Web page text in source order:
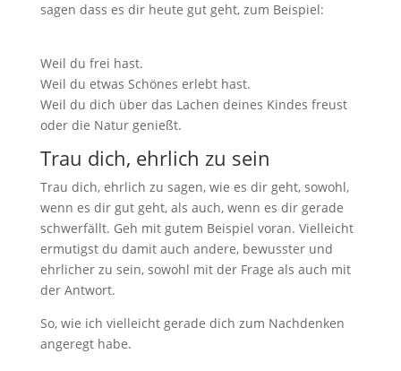
sagen dass es dir heute gut geht, zum Beispiel:
Weil du frei hast.
Weil du etwas Schönes erlebt hast.
Weil du dich über das Lachen deines Kindes freust
oder die Natur genießt.
Trau dich, ehrlich zu sein
Trau dich, ehrlich zu sagen, wie es dir geht, sowohl,
wenn es dir gut geht, als auch, wenn es dir gerade
schwerfällt. Geh mit gutem Beispiel voran. Vielleicht
ermutigst du damit auch andere, bewusster und
ehrlicher zu sein, sowohl mit der Frage als auch mit
der Antwort.
So, wie ich vielleicht gerade dich zum Nachdenken
angeregt habe.